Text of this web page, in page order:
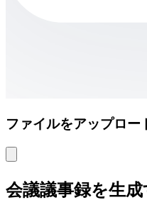
ファイルをアップロー
会議議事録を生